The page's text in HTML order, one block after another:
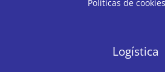
Políticas de
Logística